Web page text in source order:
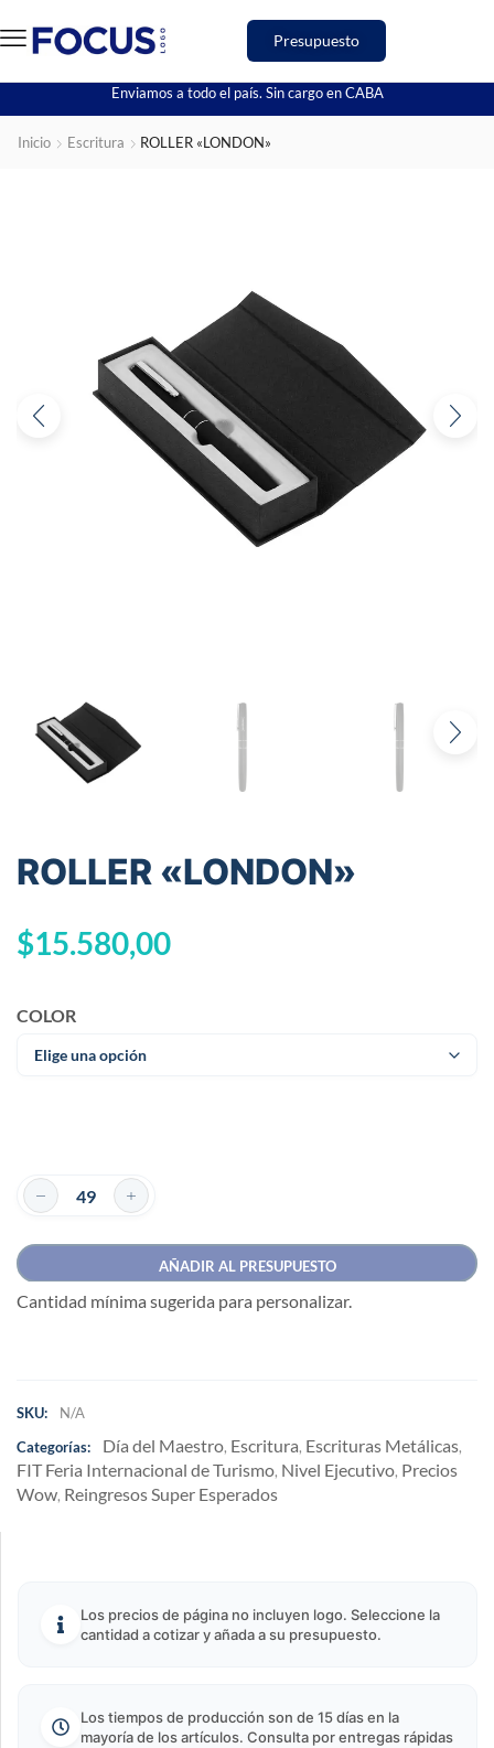
Presupuesto
Enviamos a todo el país. Sin cargo en CABA
Inicio Escritura ROLLER «LONDON»
ROLLER «LONDON»
$15.580,00
COLOR
AÑADIR AL PRESUPUESTO
Cantidad mínima sugerida para personalizar.
SKU:
N/A
Categorías:
Día del Maestro, Escritura, Escrituras Metálicas,
FIT Feria Internacional de Turismo, Nivel Ejecutivo, Precios
Wow, Reingresos Super Esperados
Los precios de página no incluyen logo. Seleccione la
cantidad a cotizar y añada a su presupuesto.
Los tiempos de producción son de 15 días en la
mayoría de los artículos. Consulta por entregas rápidas